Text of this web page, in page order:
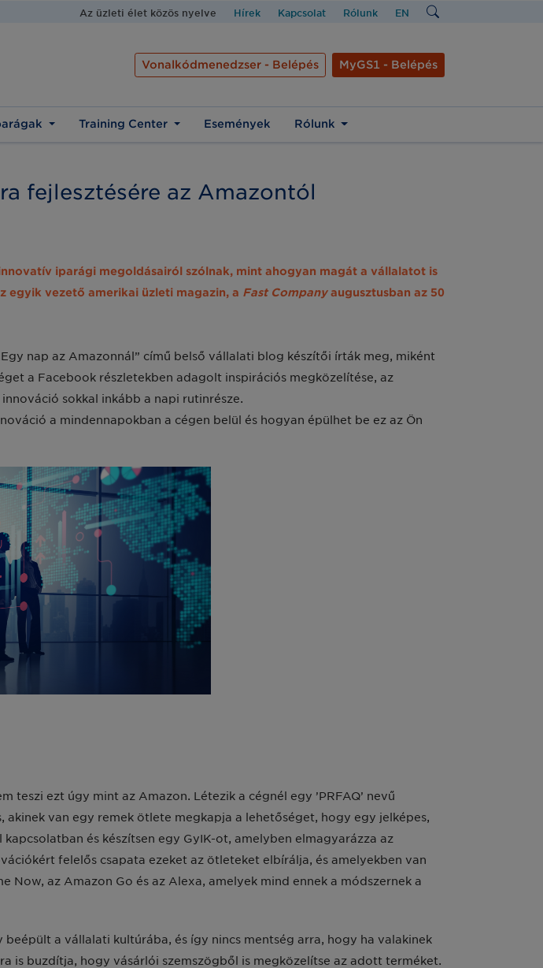
Az üzleti élet közös nyelve Hírek Kapcsolat Rólunk EN
Vonalkódmenedzser - Belépés MyGS1 - Belépés
Training Center Események Rólunk
fejlesztésére az Amazontól
iparági megoldásairól szólnak, mint ahogyan magát a vállalatot is
egyik vezető amerikai üzleti magazin, a Fast Companyaugusztusban az 50
nap az Amazonnál” című belső vállalati blog készítői írták meg, miként
a Facebook részletekben adagolt inspirációs megközelítése, az
sokkal inkább a napi rutinrésze.
a mindennapokban a cégen belül és hogyan épülhet be ez az Ön
ezt úgy mint az Amazon. Létezik a cégnél egy ’PRFAQ’ nevű
van egy remek ötlete megkapja a lehetőséget, hogy egy jelképes,
és készítsen egy GyIK-ot, amelyben elmagyarázza az
felelős csapata ezeket az ötleteket elbírálja, és amelyekben van
Now, az Amazon Go és az Alexa, amelyek mind ennek a módszernek a
a vállalati kultúrába, és így nincs mentség arra, hogy ha valakinek
is buzdítja, hogy vásárlói szemszögből is megközelítse az adott terméket.